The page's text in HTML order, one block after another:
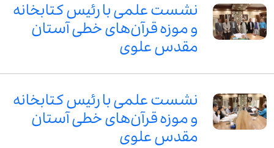
نشست علمی با رئیس کتابخانه
و موزه قرآن‌های خطی آستان
مقدس علوی
نشست علمی با رئیس کتابخانه
و موزه قرآن‌های خطی آستان
مقدس علوی